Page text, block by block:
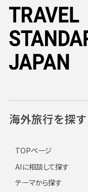
海外旅行を探す
TOPページ
AIに相談して探す
テーマから探す